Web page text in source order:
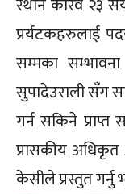
प्रर्यटकहरुलाई
सम्मका
सुपादेउराली सँग
गर्न सकिने
प्रासकीय अधिकृत
केसीले प्रस्तुत गर्नु